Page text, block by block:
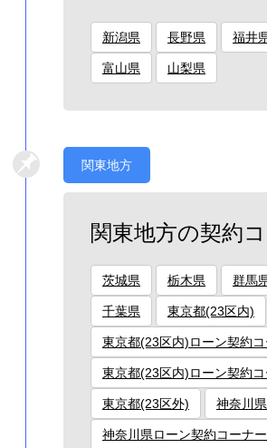
新潟県 長野県 福井
富山県 山梨県
関東地方
関東地方の契約
茨城県 栃木県 群馬
千葉県 東京都(23区内)
東京都(23区内)ローン契約
東京都(23区内)ローン契約
東京都(23区外) 神奈川県
神奈川県ローン契約コーナー